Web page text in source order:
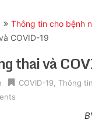
Thông tin cho bệnh
COVID-19
thai và
COVID-19
Thông